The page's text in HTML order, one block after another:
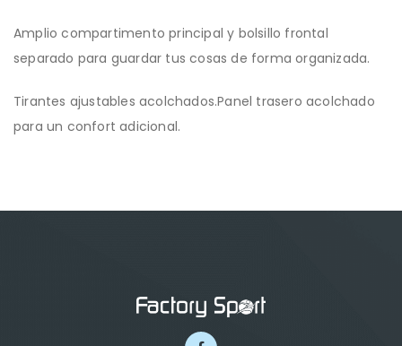
Amplio compartimento principal y bolsillo frontal
separado para guardar tus cosas de forma organizada.
Tirantes ajustables acolchados.Panel trasero acolchado
para un confort adicional.